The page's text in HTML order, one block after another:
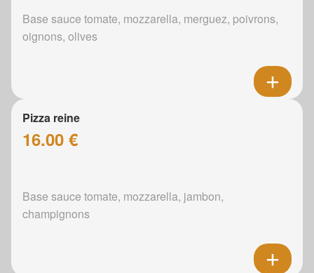
Base sauce tomate, mozzarella, merguez, poivrons,
oignons, olives
Pizza reine
16.00 €
Base sauce tomate, mozzarella, jambon,
champignons